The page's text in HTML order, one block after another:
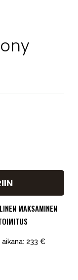
MAKSAMINEN
233 €